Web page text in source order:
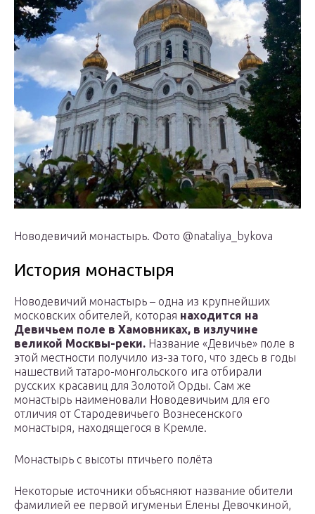
Новодевичий монастырь. Фото @nataliya_bykova
История монастыря
Новодевичий монастырь – одна из крупнейших
московских обителей, которая находится на
Девичьем поле в Хамовниках, в излучине
великой Москвы-реки. Название «Девичье» поле в
этой местности получило из-за того, что здесь в годы
нашествий татаро-монгольского ига отбирали
русских красавиц для Золотой Орды. Сам же
монастырь наименовали Новодевичьим для его
отличия от Стародевичьего Вознесенского
монастыря, находящегося в Кремле.
Монастырь с высоты птичьего полёта
Некоторые источники объясняют название обители
фамилией ее первой игуменьи Елены Девочкиной,